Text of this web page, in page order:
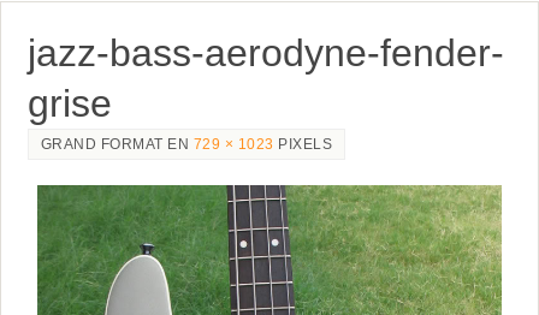
jazz-bass-aerodyne-fender-
grise
GRAND FORMAT EN 729 × 1023 PIXELS